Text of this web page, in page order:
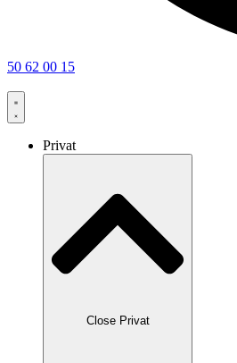
50 62 00 15
Privat
Close Privat